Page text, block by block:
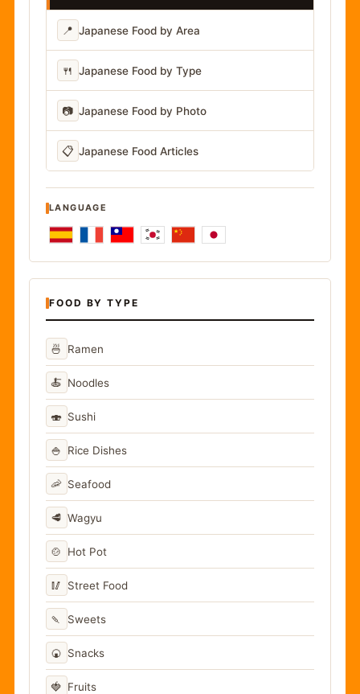
📍 Japanese Food by Area
🍴 Japanese Food by Type
📷 Japanese Food by Photo
📋 Japanese Food Articles
LANGUAGE
FOOD BY TYPE
🍜 Ramen
🍝 Noodles
🍣 Sushi
🍚 Rice Dishes
🦐 Seafood
🥩 Wagyu
🍲 Hot Pot
🥢 Street Food
🍡 Sweets
🍘 Snacks
🍓 Fruits